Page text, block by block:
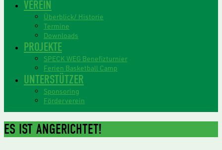
VEREIN
Überblick/ Historie
Termine
Downloads
PROJEKTE
SPECK WEG Benefizturnier
Ferien Basketball Camp
UNTERSTÜTZER
Sponsoring
Förderverein
ES IST ANGERICHTET!